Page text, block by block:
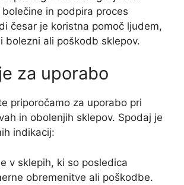
in podpira proces
česar je koristna pomoč ljudem,
bolezni ali poškodb sklepov.
za uporabo
priporočamo za uporabo pri
in obolenjih sklepov. Spodaj je
indikacij:
v sklepih, ki so posledica
obremenitve ali poškodbe.